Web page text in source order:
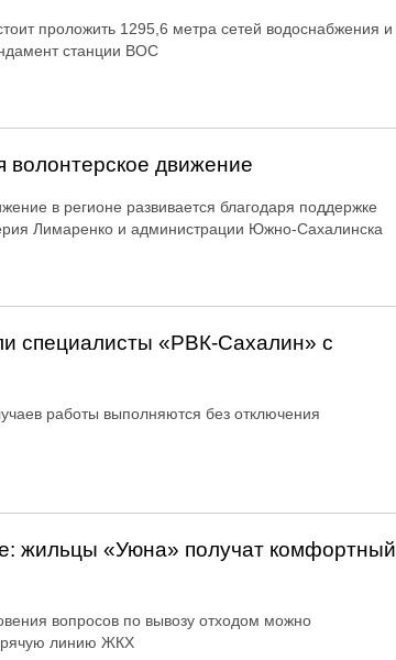
проложить 1295,6 метра сетей водоснабжения и
станции ВОС
волонтерское движение
в регионе развивается благодаря поддержке
Лимаренко и администрации Южно-Сахалинска
специалисты «РВК‑Сахалин» с
работы выполняются без отключения
жильцы «Уюна» получат комфортный
вопросов по вывозу отходом можно
линию ЖКХ